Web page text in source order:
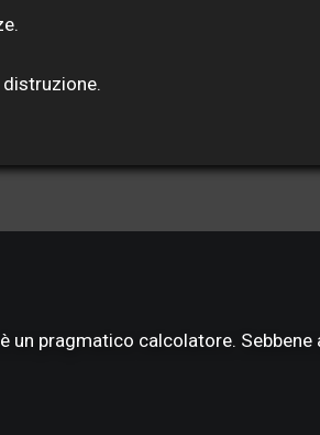
pragmatico calcolatore.